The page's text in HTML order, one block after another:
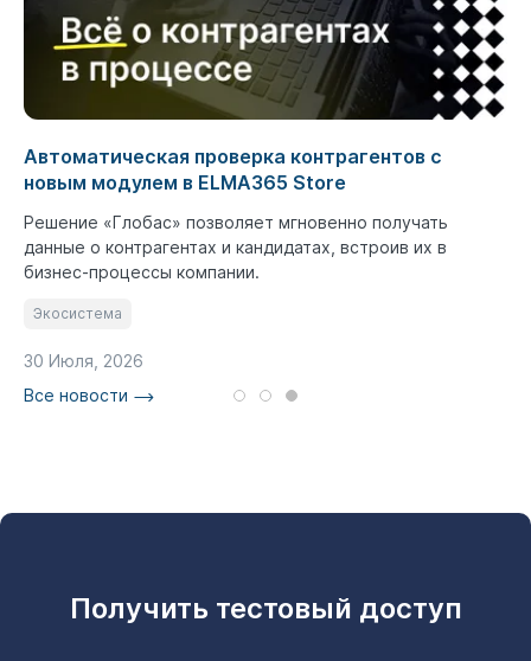
Автоматическая проверка контрагентов с
новым модулем в ELMA365 Store
Решение «Глобас» позволяет мгновенно получать
данные о контрагентах и кандидатах, встроив их в
бизнес-процессы компании.
Экосистема
30 Июля, 2026
Все новости
Получить тестовый доступ